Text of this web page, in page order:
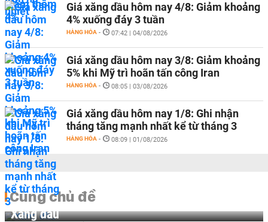
Giá xăng dầu hôm nay 4/8: Giảm khoảng
4% xuống đáy 3 tuần
HÀNG HÓA - 07:42 | 04/08/2026
Giá xăng dầu hôm nay 3/8: Giảm khoảng
5% khi Mỹ trì hoãn tấn công Iran
HÀNG HÓA - 08:05 | 03/08/2026
Giá xăng dầu hôm nay 1/8: Ghi nhận
tháng tăng mạnh nhất kể từ tháng 3
HÀNG HÓA - 08:09 | 01/08/2026
Cùng chủ đề
Xăng dầu